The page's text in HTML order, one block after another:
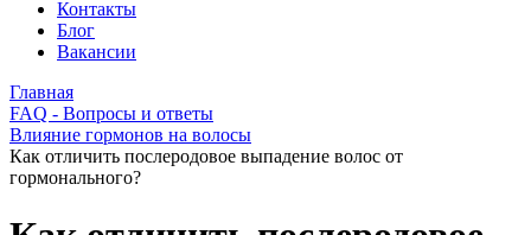
Контакты
Блог
Вакансии
Главная
FAQ - Вопросы и ответы
Влияние гормонов на волосы
Как отличить послеродовое выпадение волос от
гормонального?